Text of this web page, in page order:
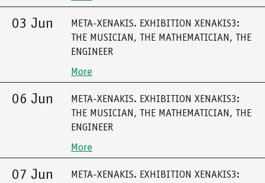
03 Jun
META-XENAKIS. EXHIBITION XENAKIS3:
THE MUSICIAN, THE MATHEMATICIAN, THE
ENGINEER
More
06 Jun
META-XENAKIS. EXHIBITION XENAKIS3:
THE MUSICIAN, THE MATHEMATICIAN, THE
ENGINEER
More
07 Jun
META-XENAKIS. EXHIBITION XENAKIS3: